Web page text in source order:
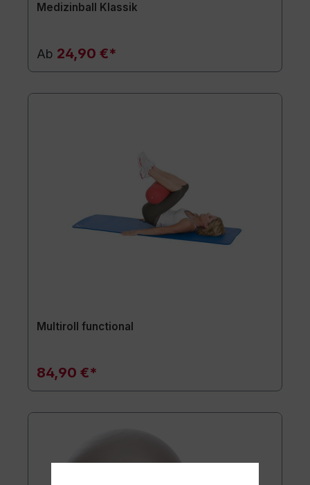
Medizinball Klassik
Ab 24,90 €*
Multiroll functional
84,90 €*